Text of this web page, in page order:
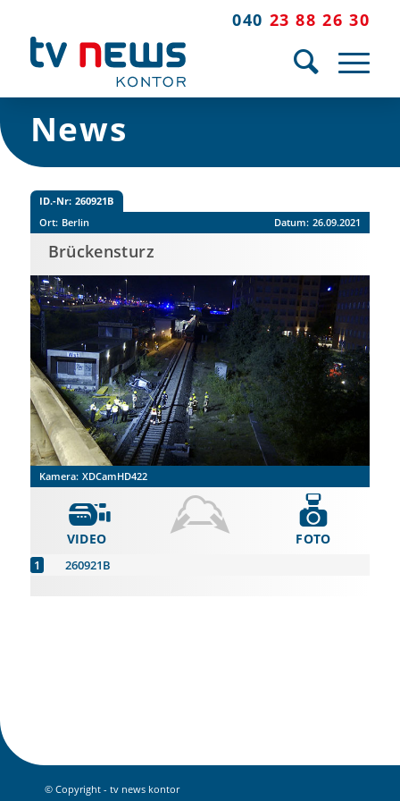
040 23 88 26 30
News
ID.-Nr: 260921B
Ort: Berlin Datum: 26.09.2021
Brückensturz
Kamera: XDCamHD422
VIDEO
260921B
FOTO
© Copyright - tv news kontor